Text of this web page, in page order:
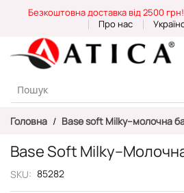
Content
Безкоштовна доставка від 2500 грн!
Про нас
Головна Base soft Milky--молочна
Base Soft Milky--
SKU 85282